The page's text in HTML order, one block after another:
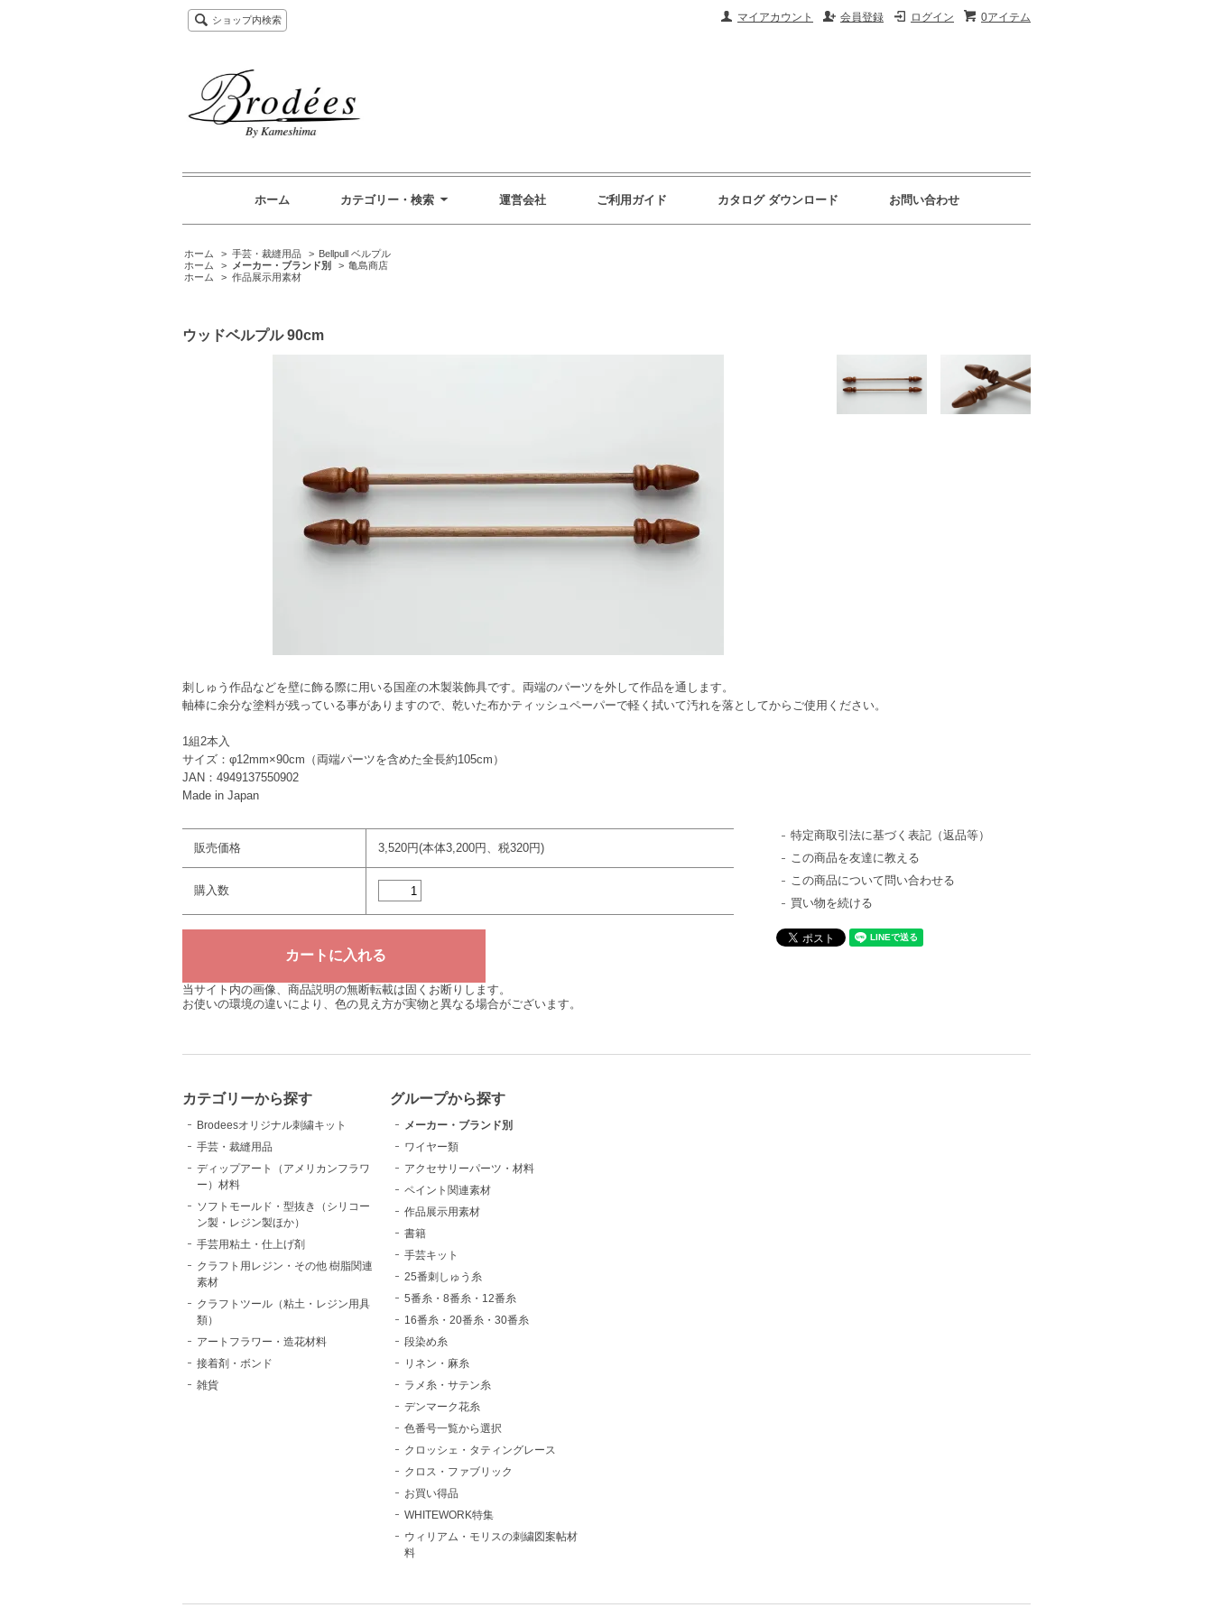
0アイテム
ログイン
会員登録
マイアカウント
ショップ内検索
ホーム カテゴリー・検索 運営会社 ご利用ガイド カタログ ダウンロード お問い合わせ
ホーム > 手芸・裁縫用品 > Bellpull ベルプル
ホーム
> メーカー・ブランド別 > 亀島商店
ホーム
> 作品展示用素材
ウッドベルプル 90cm
刺しゅう作品などを壁に飾る際に用いる国産の木製装飾具です。両端のパーツを外して作品を通します。
軸棒に余分な塗料が残っている事がありますので、乾いた布かティッシュペーパーで軽く拭いて汚れを落としてからご使用ください。
1組2本入
サイズ：φ12mm×90cm（両端パーツを含めた全長約105cm）
JAN：4949137550902
Made in Japan
販売価格 3,520円(本体3,200円、税320円)
購入数
当サイト内の画像、商品説明の無断転載は固くお断りします。
お使いの環境の違いにより、色の見え方が実物と異なる場合がございます。
特定商取引法に基づく表記（返品等）
この商品を友達に教える
この商品について問い合わせる
買い物を続ける
カテゴリーから探す
Brodeesオリジナル刺繍キット
手芸・裁縫用品
ディップアート（アメリカンフラワ
ー）材料
ソフトモールド・型抜き（シリコー
ン製・レジン製ほか）
手芸用粘土・仕上げ剤
クラフト用レジン・その他 樹脂関連
素材
クラフトツール（粘土・レジン用具
類）
アートフラワー・造花材料
接着剤・ボンド
雑貨
グループから探す
メーカー・ブランド別
ワイヤー類
アクセサリーパーツ・材料
ペイント関連素材
作品展示用素材
書籍
手芸キット
25番刺しゅう糸
5番糸・8番糸・12番糸
16番糸・20番糸・30番糸
段染め糸
リネン・麻糸
ラメ糸・サテン糸
デンマーク花糸
色番号一覧から選択
クロッシェ・タティングレース
クロス・ファブリック
お買い得品
WHITEWORK特集
ウィリアム・モリスの刺繍図案帖材
料